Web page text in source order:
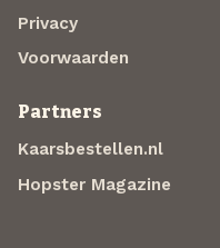
Privacy
Voorwaarden
Partners
Kaarsbestellen.nl
Hopster Magazine